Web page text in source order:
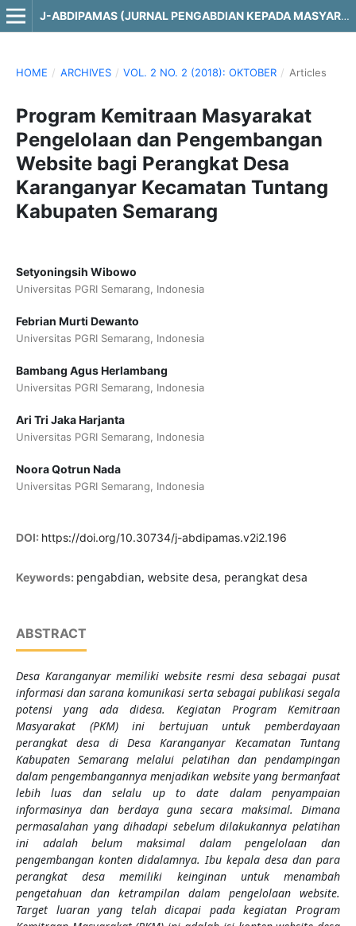
J-ABDIPAMAS (JURNAL PENGABDIAN KEPADA MASYARAKAT)
HOME / ARCHIVES / VOL. 2 NO. 2 (2018): OKTOBER / Articles
Program Kemitraan Masyarakat
Pengelolaan dan Pengembangan
Website bagi Perangkat Desa
Karanganyar Kecamatan Tuntang
Kabupaten Semarang
Setyoningsih Wibowo
Universitas PGRI Semarang, Indonesia
Febrian Murti Dewanto
Universitas PGRI Semarang, Indonesia
Bambang Agus Herlambang
Universitas PGRI Semarang, Indonesia
Ari Tri Jaka Harjanta
Universitas PGRI Semarang, Indonesia
Noora Qotrun Nada
Universitas PGRI Semarang, Indonesia
DOI: https://doi.org/10.30734/j-abdipamas.v2i2.196
Keywords: pengabdian, website desa, perangkat desa
ABSTRACT
Desa Karanganyar memiliki website resmi desa sebagai pusat
informasi dan sarana komunikasi serta sebagai publikasi segala
potensi yang ada didesa. Kegiatan Program Kemitraan
Masyarakat (PKM) ini bertujuan untuk pemberdayaan
perangkat desa di Desa Karanganyar Kecamatan Tuntang
Kabupaten Semarang melalui pelatihan dan pendampingan
dalam pengembangannya menjadikan website yang bermanfaat
lebih luas dan selalu up to date dalam penyampaian
informasinya dan berdaya guna secara maksimal. Dimana
permasalahan yang dihadapi sebelum dilakukannya pelatihan
ini adalah belum maksimal dalam pengelolaan dan
pengembangan konten didalamnya. Ibu kepala desa dan para
perangkat desa memiliki keinginan untuk menambah
pengetahuan dan ketrampilan dalam pengelolaan website.
Target luaran yang telah dicapai pada kegiatan Program